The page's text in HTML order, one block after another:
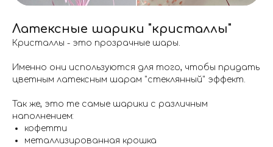
Латексные шарики "кристаллы"
Кристаллы - это прозрачные шары.
Именно они используются для того, чтобы придать
цветным латексным шарам "стеклянный" эффект.
Так же, это те самые шарики с различным
наполнением:
кофетти
металлизированная крошка